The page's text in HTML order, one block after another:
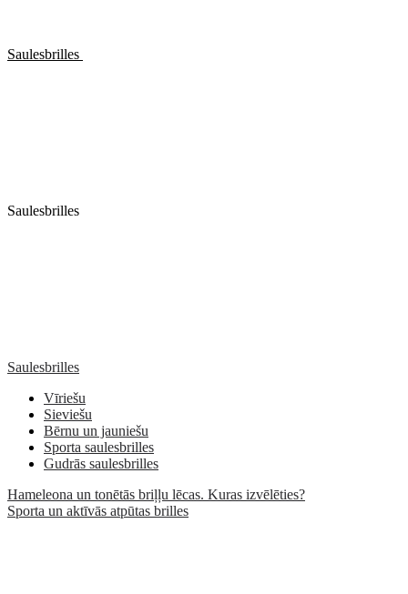
Saulesbrilles
Saulesbrilles
Saulesbrilles
Vīriešu
Sieviešu
Bērnu un jauniešu
Sporta saulesbrilles
Gudrās saulesbrilles
Hameleona un tonētās briļļu lēcas. Kuras izvēlēties?
Sporta un aktīvās atpūtas brilles